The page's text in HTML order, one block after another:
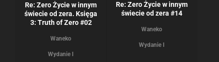
Re: Zero Życie w innym
świecie od zera. Księga
3: Truth of Zero #02
Waneko
Wydanie I
Re: Zero Życie w innym
świecie od zera #14
Waneko
Wydanie I